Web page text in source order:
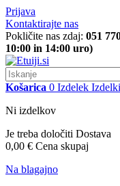
Prijava
Kontaktirajte nas
Pokličite nas zdaj: 051
10:00 in 14:00 uro)
Košarica 0 Izdelek Izdelki
Ni izdelkov
Je treba določiti Dostava
0,00 € Cena skupaj
Na blagajno